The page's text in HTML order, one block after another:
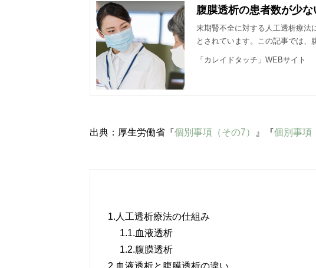
腹膜透析の患者数が少
末期腎不全に対する人工透析療法
とされています。この記事では、
「カレイドタッチ」WEBサイト
出典：厚生労働省『個別事項（その7） 』『個別事項
1. 人工透析療法の仕組み
1.1.血液透析
1.2.腹膜透析
2.血液透析と腹膜透析の違い